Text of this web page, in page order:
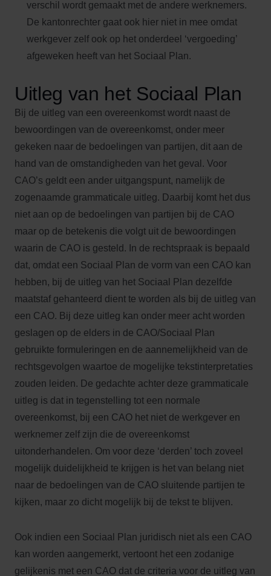
verschil wordt gemaakt met de andere werknemers.
De kantonrechter gaat ook hier niet in mee omdat
werkgever zelf ook op het onderdeel ‘vergoeding’
afgeweken heeft van het Sociaal Plan.
Uitleg van het Sociaal Plan
Bij de uitleg van een overeenkomst wordt naast de
bewoordingen van de overeenkomst, onder meer
gekeken naar de bedoelingen van partijen, dit aan de
hand van de omstandigheden van het geval. Voor
CAO’s geldt een ander uitgangspunt, namelijk de
zogenaamde grammaticale uitleg. Daarbij komt het dus
niet aan op de bedoelingen van partijen bij de CAO
maar op de betekenis die volgt uit de bewoordingen
waarin de CAO is gesteld. In de rechtspraak is bepaald
dat, omdat een Sociaal Plan de vorm van een CAO kan
hebben, bij de uitleg van het Sociaal Plan dezelfde
maatstaf gehanteerd dient te worden als bij de uitleg van
een CAO. Bij deze uitleg kan onder meer acht worden
geslagen op de elders in de CAO/Sociaal Plan
gebruikte formuleringen en de aannemelijkheid van de
rechtsgevolgen waartoe de mogelijke tekstinterpretaties
zouden leiden. De gedachte achter deze grammaticale
uitleg is dat in tegenstelling tot een normale
overeenkomst, bij een CAO het niet de werkgever en
werknemer zelf zijn die de overeenkomst
uitonderhandelen. Om voor deze ‘derden’ toch zoveel
mogelijk duidelijkheid te krijgen is het van belang niet
naar de bedoelingen van de CAO sluitende partijen te
kijken, maar zo dicht mogelijk bij de tekst te blijven.
Ook indien een Sociaal Plan juridisch niet als een CAO
kan worden aangemerkt, vertoont het een zodanige
gelijkenis met een CAO dat de criteria voor de uitleg van